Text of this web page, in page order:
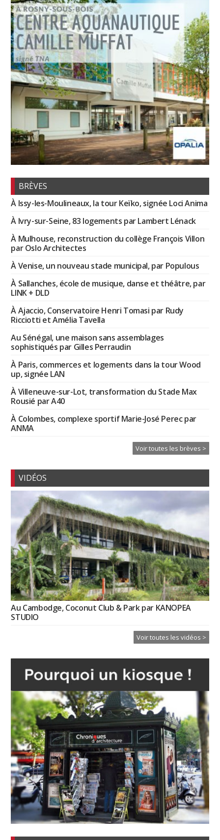
BRÈVES
À Issy-les-Moulineaux, la tour Keïko, signée Loci Anima
À Ivry-sur-Seine, 83 logements par Lambert Lénack
À Mulhouse, reconstruction du collège François Villon
par Oslo Architectes
À Venise, un nouveau stade municipal, par Populous
À Sallanches, école de musique, danse et théâtre, par
LINK + DLD
À Ajaccio, Conservatoire Henri Tomasi par Rudy
Ricciotti et Amélia Tavella
Au Sénégal, une maison sans assemblages
sophistiqués par Gilles Perraudin
À Paris, commerces et logements dans la tour Wood
up, signée LAN
À Villeneuve-sur-Lot, transformation du Stade Max
Rousié par A40
À Colombes, complexe sportif Marie-José Perec par
ANMA
Voir toutes les brèves >
VIDÉOS
Au Cambodge, Coconut Club & Park par KANOPEA
STUDIO
Voir toutes les vidéos >